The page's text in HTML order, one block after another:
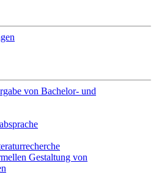
von Bachelor- und
Gestaltung von